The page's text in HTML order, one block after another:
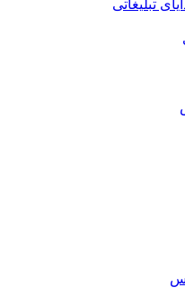
تبلیغاتی